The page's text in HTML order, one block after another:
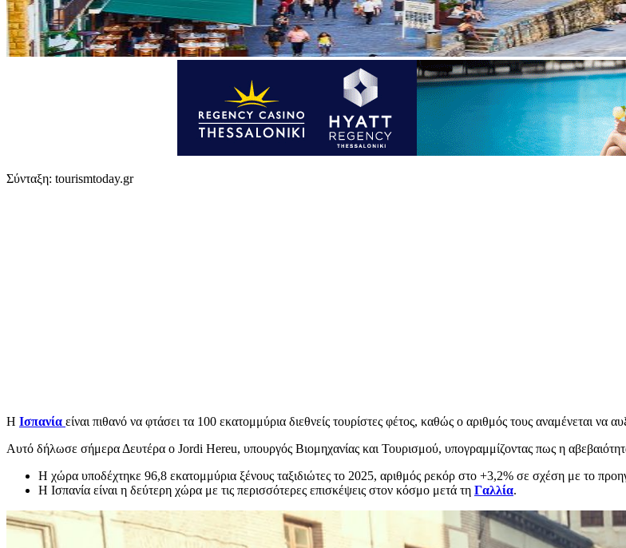
Σύνταξη: tourismtoday.gr
Η Ισπανία είναι πιθανό να φτάσει τα 100 εκατομμύρια διεθνείς τουρίστες φέτος, καθώς ο αριθμός τους αναμένεται να
Αυτό δήλωσε σήμερα Δευτέρα ο Jordi Hereu, υπουργός Βιομηχανίας και Τουρισμού, υπογραμμίζοντας πως η
Η χώρα υποδέχτηκε 96,8 εκατομμύρια ξένους ταξιδιώτες το 2025, αριθμός ρεκόρ στο +3,2% σε σχέση με το
Η Ισπανία είναι η δεύτερη χώρα με τις περισσότερες επισκέψεις στον κόσμο μετά τη Γαλλία.